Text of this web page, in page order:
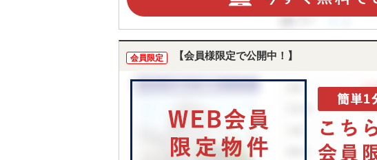
会員限定 【会員様限定で公開中！】